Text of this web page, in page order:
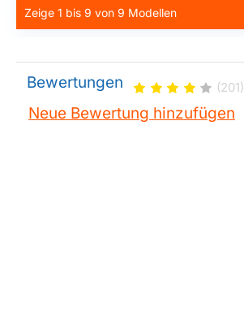
Zeige 1 bis 9 von 9 Modellen
Bewertungen (201)
Neue Bewertung hinzufügen